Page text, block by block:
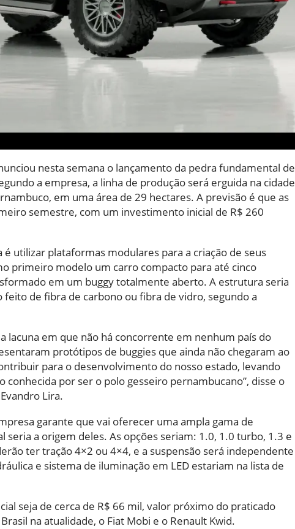
nesta semana o lançamento da pedra fundamental de
a empresa, a linha de produção será erguida na cidade
em uma área de 29 hectares. A previsão é que as
semestre, com um investimento inicial de R$ 260
é utilizar plataformas modulares para a criação de seus
primeiro modelo um carro compacto para até cinco
em um buggy totalmente aberto. A estrutura seria
feito de fibra de carbono ou fibra de vidro, segundo a
lacuna em que não há concorrente em nenhum país do
protótipos de buggies que ainda não chegaram ao
para o desenvolvimento do nosso estado, levando
conhecida por ser o polo gesseiro pernambucano”, disse o
Lira.
garante que vai oferecer uma ampla gama de
seria a origem deles. As opções seriam: 1.0, 1.0 turbo, 1.3 e
ter tração 4×2 ou 4×4, e a suspensão será independente
e sistema de iluminação em LED estariam na lista de
seja de cerca de R$ 66 mil, valor próximo do praticado
na atualidade, o Fiat Mobi e o Renault Kwid.